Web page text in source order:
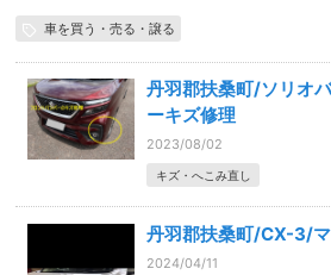
車を買う・売る・譲る
丹羽郡扶桑町/ソリオ
ーキズ修理
2023/08/02
キズ・へこみ直し
丹羽郡扶桑町/CX-3/
2024/04/11